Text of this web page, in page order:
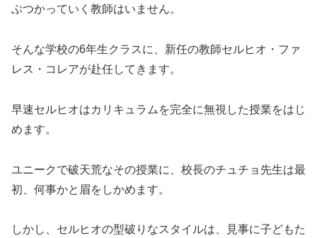
ぶつかっていく教師はいません。
そんな学校の6年生クラスに、新任の教師セルヒオ・ファ
レス・コレアが赴任してきます。
早速セルヒオはカリキュラムを完全に無視した授業をはじ
めます。
ユニークで破天荒なその授業に、校長のチュチョ先生は最
初、何事かと眉をしかめます。
しかし、セルヒオの型破りなスタイルは、見事に子どもた